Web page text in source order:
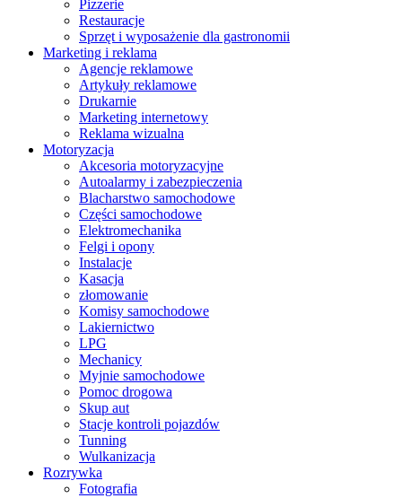
Pizzerie
Restauracje
Sprzęt i wyposażenie dla gastronomii
Marketing i reklama
Agencje reklamowe
Artykuły reklamowe
Drukarnie
Marketing internetowy
Reklama wizualna
Motoryzacja
Akcesoria motoryzacyjne
Autoalarmy i zabezpieczenia
Blacharstwo samochodowe
Części samochodowe
Elektromechanika
Felgi i opony
Instalacje
Kasacja
złomowanie
Komisy samochodowe
Lakiernictwo
LPG
Mechanicy
Myjnie samochodowe
Pomoc drogowa
Skup aut
Stacje kontroli pojazdów
Tunning
Wulkanizacja
Rozrywka
Fotografia